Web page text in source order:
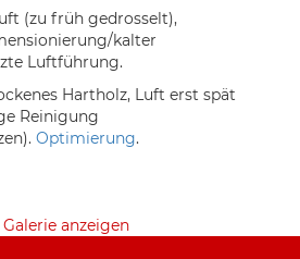
(zu früh gedrosselt),
kalter
Luftführung.
Hartholz, Luft erst spät
Reinigung
Optimierung.
Galerie anzeigen